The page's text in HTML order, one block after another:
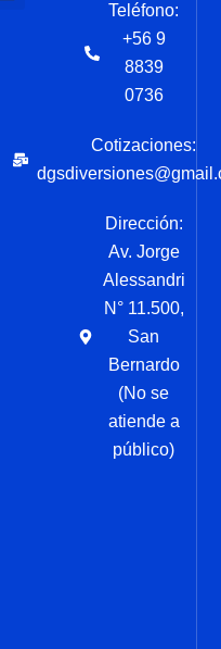
Teléfono:
+56 9
8839
0736
Cotizaciones:
Dirección:
Av. Jorge
Alessandri
N° 11.500,
San
Bernardo
(No se
atiende a
público)